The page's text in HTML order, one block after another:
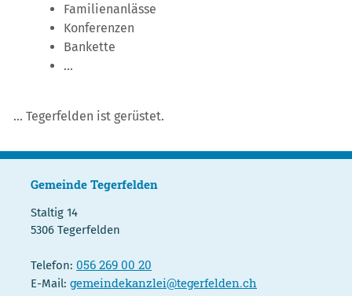
Familienanlässe
Konferenzen
Bankette
...
... Tegerfelden ist gerüstet.
Gemeinde Tegerfelden
Staltig 14
5306 Tegerfelden
Telefon: 056 269 00 20
E-Mail: gemeindekanzlei@tegerfelden.ch